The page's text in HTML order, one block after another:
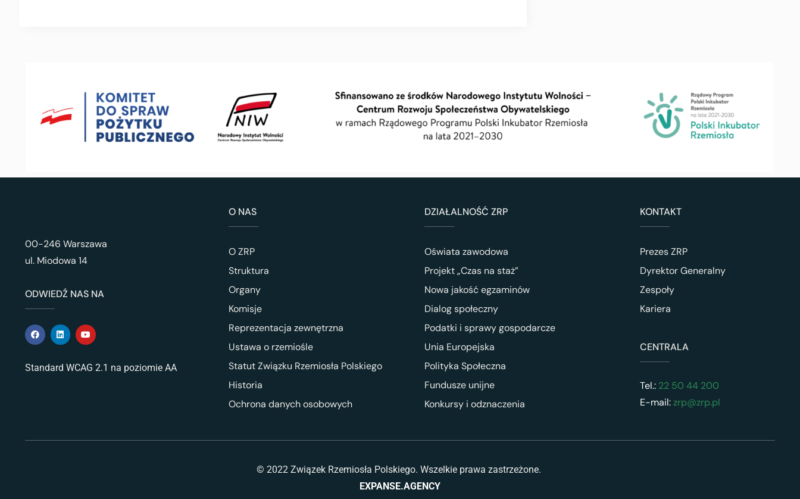
00-246 Warszawa
ul. Miodowa 14
ODWIEDŹ NAS NA
Standard WCAG 2.1 na poziomie AA
O NAS
O ZRP
Struktura
Organy
Komisje
Reprezentacja zewnętrzna
Ustawa o rzemiośle
Statut Związku Rzemiosła Polskiego
Historia
Ochrona danych osobowych
DZIAŁALNOŚĆ ZRP
Oświata zawodowa
Projekt „Czas na staż”
Nowa jakość egzaminów
Dialog społeczny
Podatki i sprawy gospodarcze
Unia Europejska
Polityka Społeczna
Fundusze unijne
Konkursy i odznaczenia
KONTAKT
Prezes ZRP
Dyrektor Generalny
Zespoły
Kariera
CENTRALA
Tel.:22 50 44 200
E-mail:zrp@zrp.pl
© 2022 Związek Rzemiosła Polskiego. Wszelkie prawa zastrzeżone.
EXPANSE.AGENCY